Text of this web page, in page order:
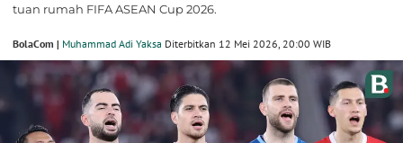
tuan rumah FIFA ASEAN Cup 2026.
BolaCom | Muhammad Adi Yaksa Diterbitkan 12 Mei 2026, 20:00 WIB